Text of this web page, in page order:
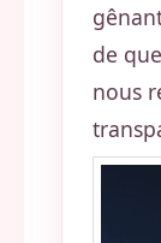
de
nous